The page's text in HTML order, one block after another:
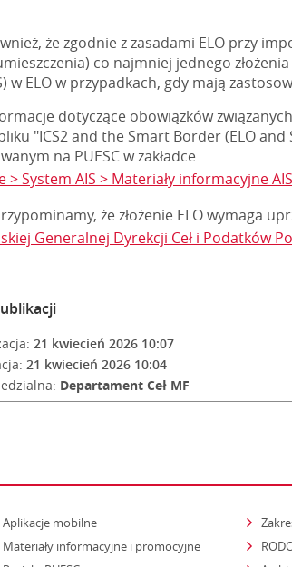
że zgodnie z zasadami ELO przy
co najmniej jednego
w ELO w przypadkach, gdy mają
dotyczące obowiązków związanych
"ICS2 and the Smart Border (ELO
na PUESC w zakładce
> System AIS > Materiały informacyjne
że złożenie ELO wymaga
Generalnej Dyrekcji Ceł i Podatków
21 kwiecień 2026 10:07
21 kwiecień 2026 10:04
Departament Ceł MF
Aplikacje mobilne
Materiały informacyjne i promocyjne